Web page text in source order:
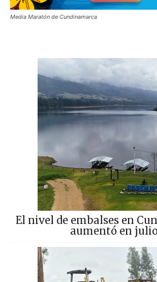
Media Maratón de Cundinamarca
El nivel de embalses en
aumentó en